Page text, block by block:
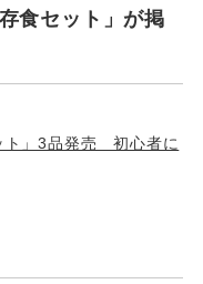
食セット」が掲
ト」3品発売 初心者に